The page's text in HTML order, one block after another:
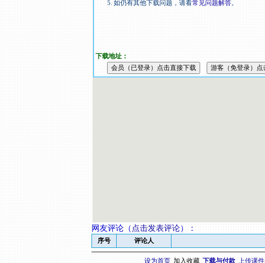
5. 如仍有其他下载问题，请看常见问题解答。
下载地址：
网友评论（ 点击发表评论） ：
序号 评论人
设为首页 加入收藏 下载与付款 上传课件